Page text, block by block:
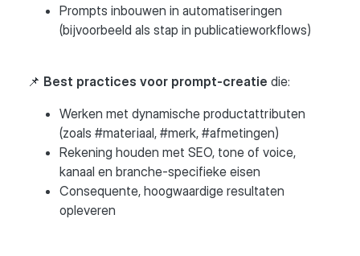
Prompts inbouwen in automatiseringen
(bijvoorbeeld als stap in publicatieworkflows)
📌 Best practices voor prompt-creatie die:
Werken met dynamische productattributen
(zoals #materiaal, #merk, #afmetingen)
Rekening houden met SEO, tone of voice,
kanaal en branche-specifieke eisen
Consequente, hoogwaardige resultaten
opleveren